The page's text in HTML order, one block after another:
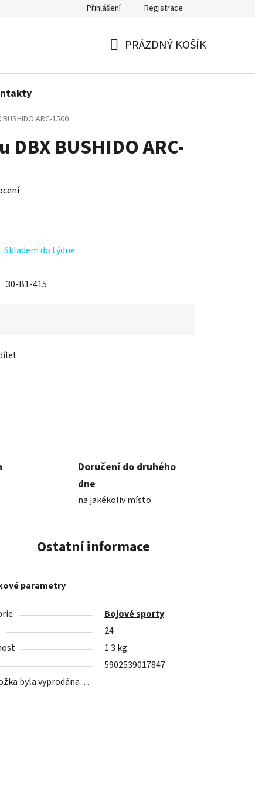
Politika používání cookiesPřihlášení Registrace
PRÁZDNÝ KOŠÍK
ARC-1500
BUSHIDO ARC-
Skladem do týdne
30-B1-415
Doručení do druhého
dne
na jakékoliv místo
Ostatní informace
parametry
Bojové sporty
24
1.3 kg
5902539017847
byla vyprodána…